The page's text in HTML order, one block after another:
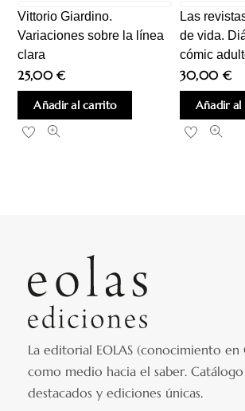
Vittorio Giardino.
Variaciones sobre la línea
clara
25,00€
Añadir al carrito
Las
de vida.
cómic
30,00 €
Añadir
La editorial EOLAS (conocimiento en
como medio hacia el saber.
destacados y ediciones únicas.